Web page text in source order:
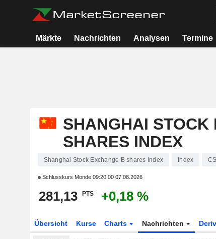
Märkte Nachrichten Analysen Termine
SHANGHAI STOCK
SHARES INDEX
Shanghai Stock Exchange B shares Index Index
Schlusskurs Monde 09:20:00 07.08.2026
281,13 PTS +0,18 %
Übersicht Kurse Charts Nachrichten